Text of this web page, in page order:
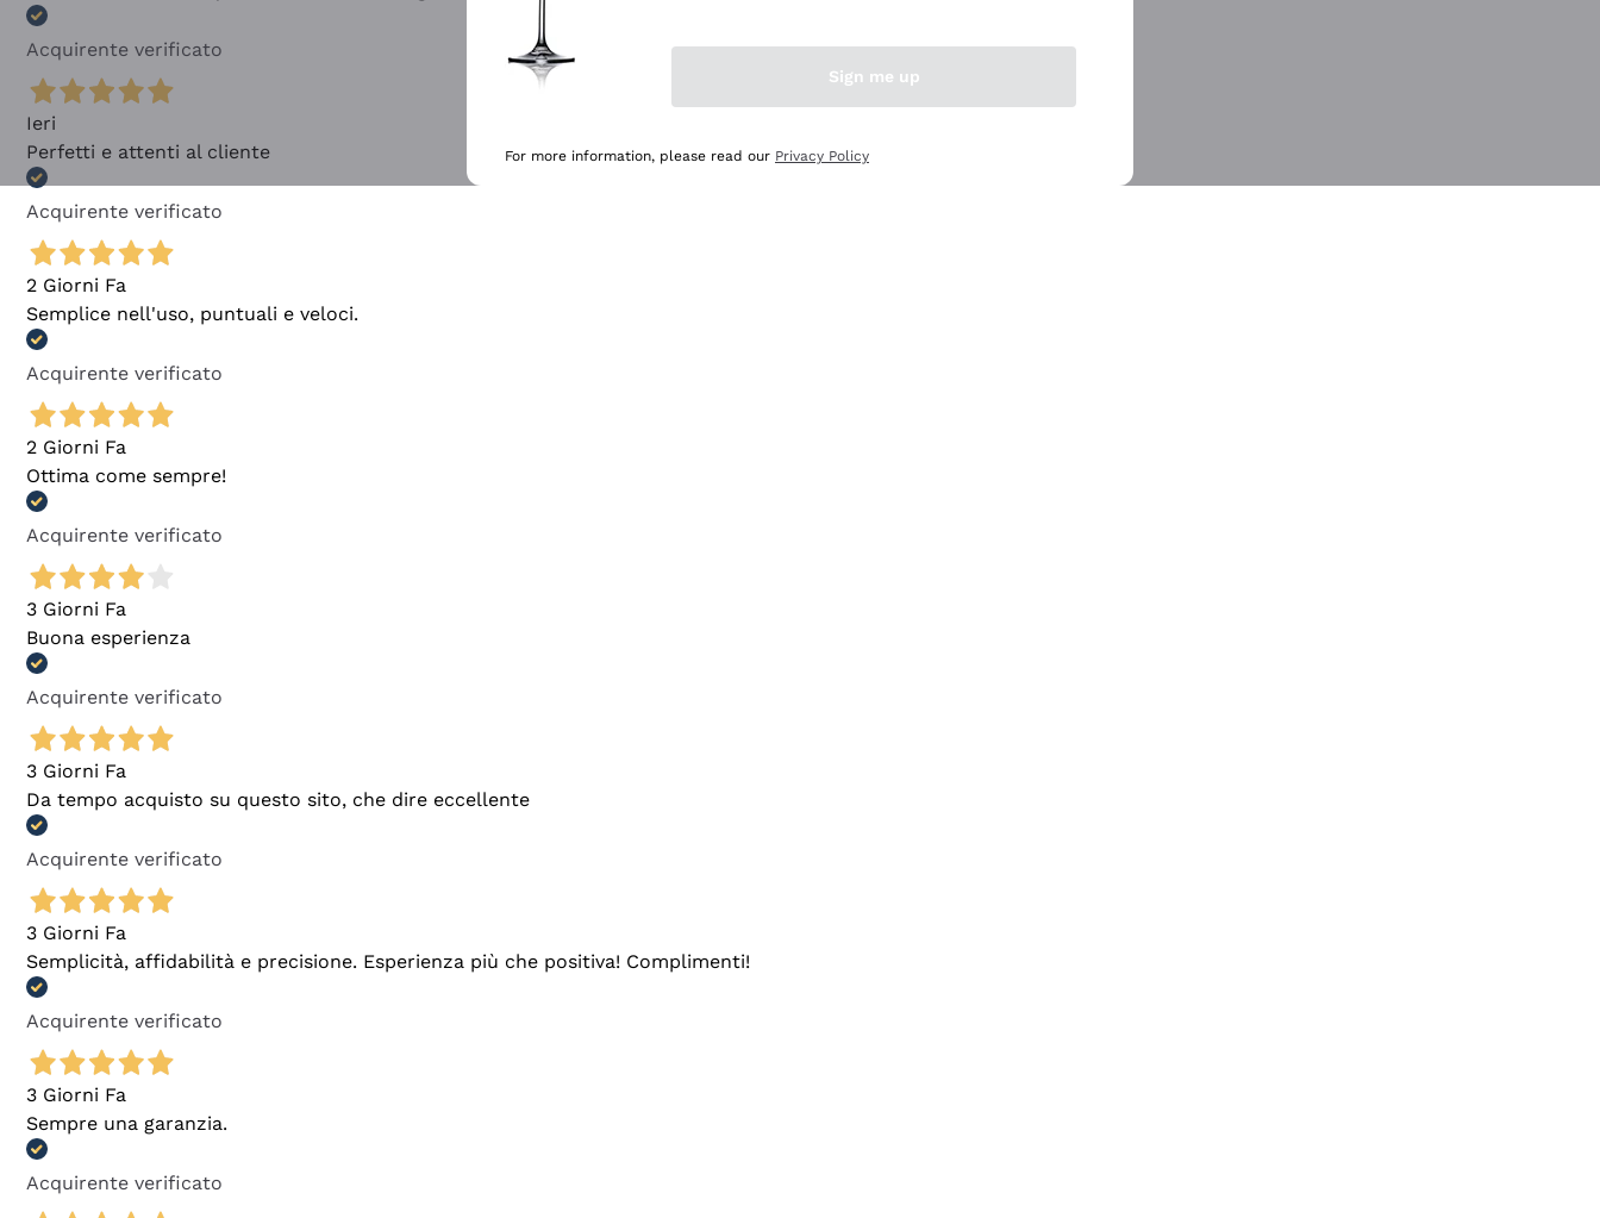
Acquirente verificato
Ieri
Perfetti e attenti al cliente
Acquirente verificato
2 Giorni Fa
Semplice nell'uso, puntuali e veloci.
Acquirente verificato
2 Giorni Fa
Ottima come sempre!
Acquirente verificato
3 Giorni Fa
Buona esperienza
Acquirente verificato
3 Giorni Fa
Da tempo acquisto su questo sito, che dire eccellente
Acquirente verificato
3 Giorni Fa
Semplicità, affidabilità e precisione. Esperienza più che positiva! Complimenti!
Acquirente verificato
3 Giorni Fa
Sempre una garanzia.
Acquirente verificato
Sign me up
For more information, please read our Privacy Policy